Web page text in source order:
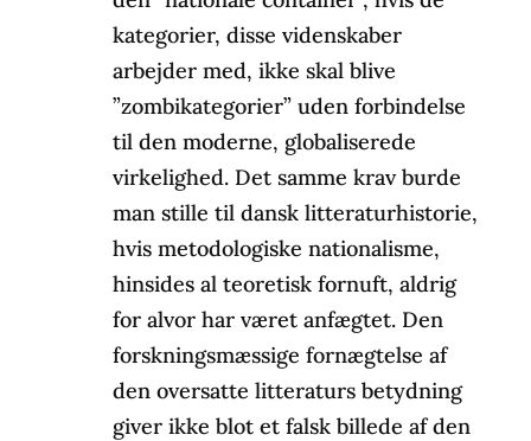
kategorier, disse videnskaber
arbejder med, ikke skal blive
”zombikategorier” uden forbindelse
til den moderne, globaliserede
virkelighed. Det samme krav burde
man stille til dansk litteraturhistorie,
hvis metodologiske nationalisme,
hinsides al teoretisk fornuft, aldrig
for alvor har været anfægtet. Den
forskningsmæssige fornægtelse af
den oversatte litteraturs betydning
giver ikke blot et falsk billede af den